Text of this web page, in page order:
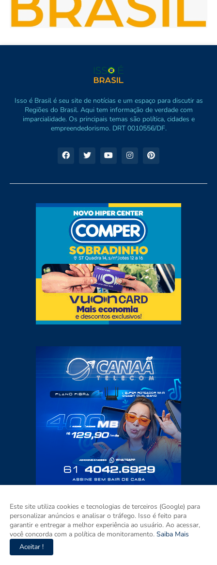
Isso é Brasil é seu site de notícias e um espaço para discutir as
Regiões do Brasil. Aqui tem informação de verdade com
imparcialidade. Os principais temas são política, cidades e
empreendedorismo. DRT 0010556/DF.
Este site utiliza cookies e tecnologias de terceiros (Google) para
personalizar anúncios e analisar o tráfego. Isso é feito para
garantir e entregar a melhor experiência ao usuário. Ao acessar,
você concorda com a política de monitoramento. Saiba Mais
Aceitar !